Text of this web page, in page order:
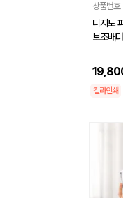
상품번호
디지토
보조배
칼라인쇄